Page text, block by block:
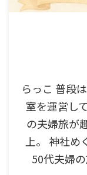
らっこ 普段
室を運営し
の夫婦旅が
上。 神社め
50代夫婦